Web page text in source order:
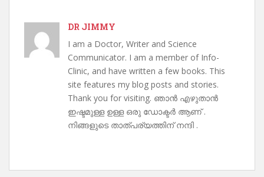
DR JIMMY
I am a Doctor, Writer and Science
Communicator. I am a member of Info-
Clinic, and have written a few books. This
site features my blog posts and stories.
Thank you for visiting. ഞാൻ എഴുതാൻ
ഇഷ്ടമുള്ള ഉള്ള ഒരു ഡോക്ടർ ആണ് .
നിങ്ങളുടെ താത്പര്യത്തിന് നന്ദി .